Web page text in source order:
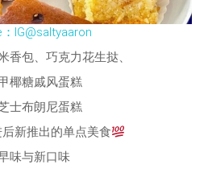
IG@saltyaaron
香包、巧克力花生挞、
椰糖戚风蛋糕
士布朗尼蛋糕
新推出的单点美食
味与新口味